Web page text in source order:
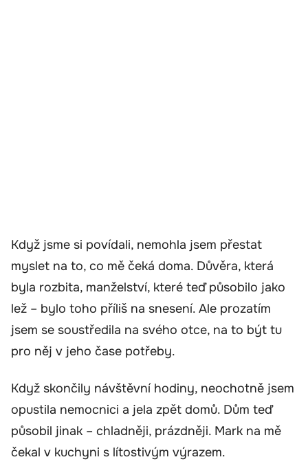
Když jsme si povídali, nemohla jsem přestat
myslet na to, co mě čeká doma. Důvěra, která
byla rozbita, manželství, které teď působilo jako
lež – bylo toho příliš na snesení. Ale prozatím
jsem se soustředila na svého otce, na to být tu
pro něj v jeho čase potřeby.
Když skončily návštěvní hodiny, neochotně jsem
opustila nemocnici a jela zpět domů. Dům teď
působil jinak – chladněji, prázdněji. Mark na mě
čekal v kuchyni s lítostivým výrazem.